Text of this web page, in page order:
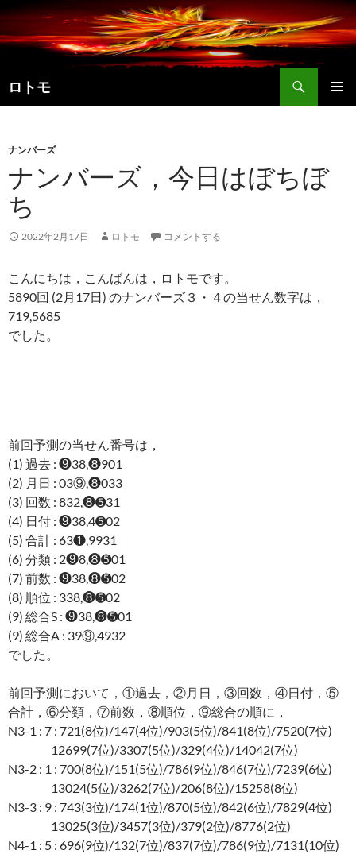
コ
テ
ツ
へ
プ
ロトモ
索
ナンバーズ
ナンバーズ，今日はぼちぼ
ち
2022年2月17日 ロトモ コメントする
こんにちは，こんばんは，ロトモです。
5890回 (2月17日) のナンバーズ３・４の当せん数字は，
719,5685
でした。
前回予測の当せん番号は，
(1) 過去 : ❾38,❽901
(2) 月日 : 03⑨,❽033
(3) 回数 : 832,❽➎31
(4) 日付 : ❾38,4➎02
(5) 合計 : 63❶,9931
(6) 分類 : 2❾8,❽➎01
(7) 前数 : ❾38,❽➎02
(8) 順位 : 338,❽➎02
(9) 総合S : ❾38,❽➎01
(9) 総合A : 39⑨,4932
でした。
前回予測において，①過去，②月日，③回数，④日付，⑤
合計，⑥分類，⑦前数，⑧順位，⑨総合の順に，
N3-1 : 7 : 721(8位)/147(4位)/903(5位)/841(8位)/7520(7位)
12699(7位)/3307(5位)/329(4位)/14042(7位)
N3-2 : 1 : 700(8位)/151(5位)/786(9位)/846(7位)/7239(6位)
13024(5位)/3262(7位)/206(8位)/15258(8位)
N3-3 : 9 : 743(3位)/174(1位)/870(5位)/842(6位)/7829(4位)
13025(3位)/3457(3位)/379(2位)/8776(2位)
N4-1 : 5 : 696(9位)/132(7位)/837(7位)/786(9位)/7131(10位)